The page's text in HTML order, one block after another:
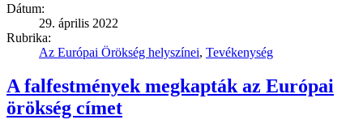
Dátum:
29. április 2022
Rubrika:
Az Európai Örökség helyszínei, Tevékenység
A falfestmények megkapták az Európai
örökség címet